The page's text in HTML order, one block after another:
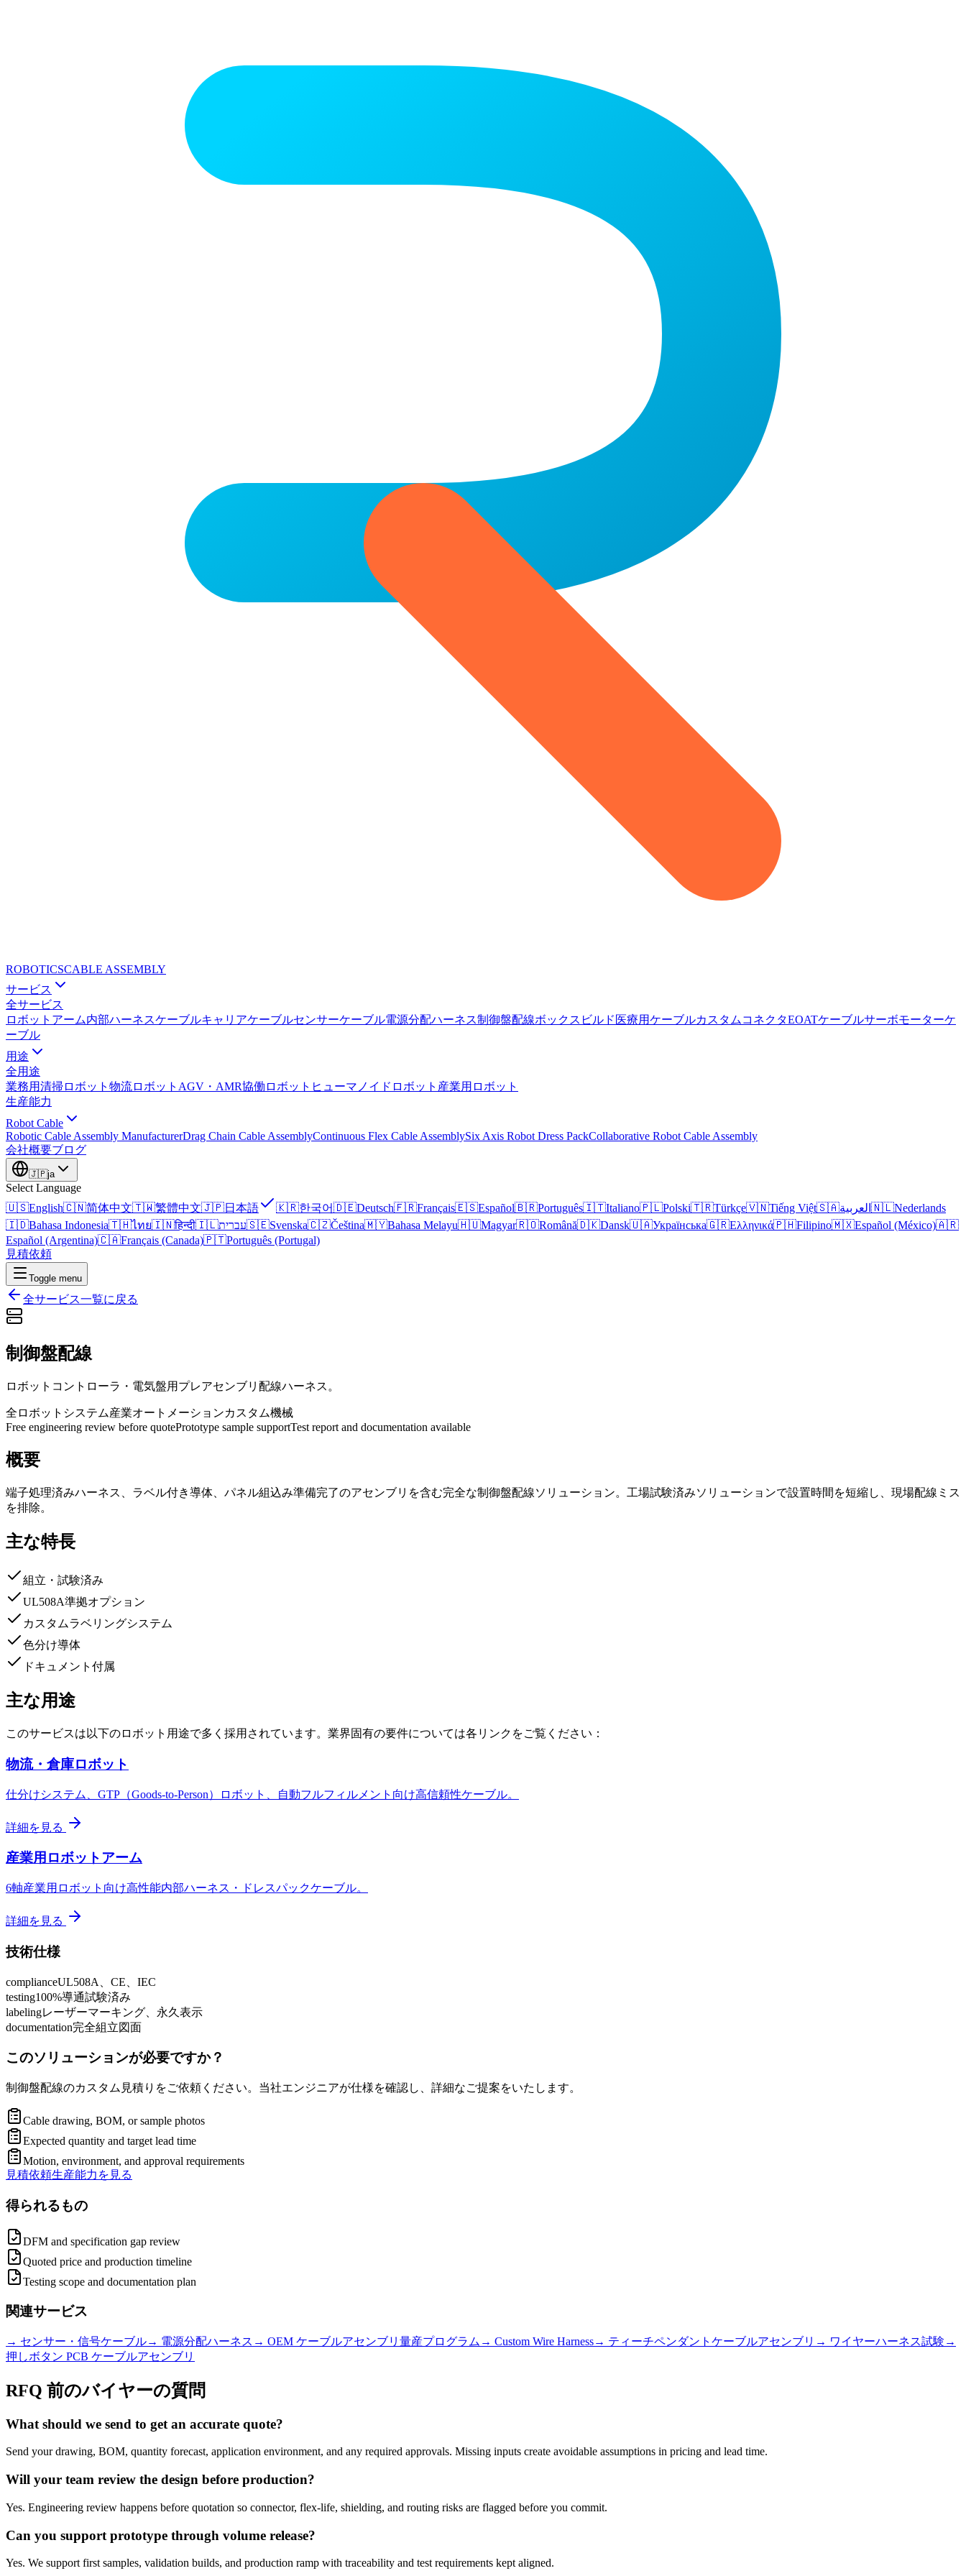
ROBOTICSCABLE ASSEMBLY
サービス
全サービス
ロボットアーム内部ハーネスケーブルキャリアケーブルセンサーケーブル電源分配ハーネス制御盤配線ボックスビルド 医療用ケーブルカスタムコネクタEOATケーブルサーボモーターケ
ーブル
用途
全用途
業務用清掃ロボット 物流ロボット AGV・AMR協働ロボット ヒューマノイドロボット 産業用ロボット
生産能力
Robot Cable
Robotic Cable Assembly ManufacturerDrag Chain Cable AssemblyContinuous Flex Cable AssemblySix Axis Robot Dress PackCollaborative Robot Cable Assembly
会社概要ブログ
🇯🇵ja
Select Language
🇺🇸English🇨🇳简体中文🇹🇼繁體中文🇯🇵日本語 🇰🇷한국어🇩🇪Deutsch🇫🇷Français🇪🇸Español🇧🇷Português🇮🇹Italiano🇵🇱Polski🇹🇷Türkçe🇻🇳Tiếng Việt🇸🇦العربية 🇳🇱Nederlands
🇮🇩Bahasa Indonesia🇹🇭ไทย🇮🇳हिन्दी🇮🇱עברית🇸🇪Svenska🇨🇿Čeština🇲🇾Bahasa Melayu🇭🇺Magyar🇷🇴Română🇩🇰Dansk🇺🇦Українська🇬🇷Ελληνικά🇵🇭Filipino🇲🇽Español (México)🇦🇷
Español (Argentina)🇨🇦Français (Canada)🇵🇹Português (Portugal)
見積依頼
Toggle menu
全サービス一覧に戻る
制御盤配線
ロボットコントローラ・電気盤用プレアセンブリ配線ハーネス。
全ロボットシステム産業オートメーションカスタム機械
Free engineering review before quotePrototype sample supportTest report and documentation available
概要
端子処理済みハーネス、ラベル付き導体、パネル組込み準備完了のアセンブリを含む完全な制御盤配線ソリューション。工場試験済みソリューションで設置時間を短縮し、現場配線ミス
を排除。
主な特長
組立・試験済み
UL508A準拠オプション
カスタムラベリングシステム
色分け導体
ドキュメント付属
主な用途
このサービスは以下のロボット用途で多く採用されています。業界固有の要件については各リンクをご覧ください：
物流・倉庫ロボット
仕分けシステム、GTP（Goods-to-Person）ロボット、自動フルフィルメント向け高信頼性ケーブル。
詳細を見る
産業用ロボットアーム
6軸産業用ロボット向け高性能内部ハーネス・ドレスパックケーブル。
詳細を見る
技術仕様
complianceUL508A、CE、IEC
testing100%導通試験済み
labelingレーザーマーキング、永久表示
documentation完全組立図面
このソリューションが必要ですか？
制御盤配線のカスタム見積りをご依頼ください。当社エンジニアが仕様を確認し、詳細なご提案をいたします。
Cable drawing, BOM, or sample photos
Expected quantity and target lead time
Motion, environment, and approval requirements
見積依頼生産能力を見る
得られるもの
DFM and specification gap review
Quoted price and production timeline
Testing scope and documentation plan
関連サービス
→ センサー・信号ケーブル→ 電源分配ハーネス → OEM ケーブルアセンブリ量産プログラム → Custom Wire Harness→ ティーチペンダントケーブルアセンブリ → ワイヤーハーネス試験 →
押しボタン PCB ケーブルアセンブリ
RFQ 前のバイヤーの質問
What should we send to get an accurate quote?
Send your drawing, BOM, quantity forecast, application environment, and any required approvals. Missing inputs create avoidable assumptions in pricing and lead time.
Will your team review the design before production?
Yes. Engineering review happens before quotation so connector, flex-life, shielding, and routing risks are flagged before you commit.
Can you support prototype through volume release?
Yes. We support first samples, validation builds, and production ramp with traceability and test requirements kept aligned.